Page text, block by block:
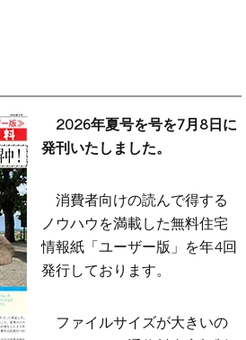
2026年夏号を号を7月8日に
発刊いたしました。
消費者向けの読んで得する
ノウハウを満載した無料住宅
情報紙「ユーザー版」を年4回
発行しております。
ファイルサイズが大きいの